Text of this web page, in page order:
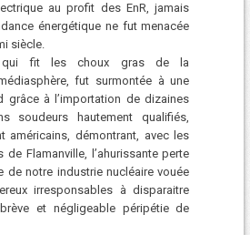
au profit des EnR, jamais
énergétique ne fut menacée
siècle.
qui fit les choux gras de la
fut surmontée à une
grâce à l’importation de dizaines
soudeurs hautement qualifiés,
américains, démontrant, avec les
de Flamanville, l’ahurissante perte
de notre industrie nucléaire vouée
irresponsables à disparaitre
et négligeable péripétie de